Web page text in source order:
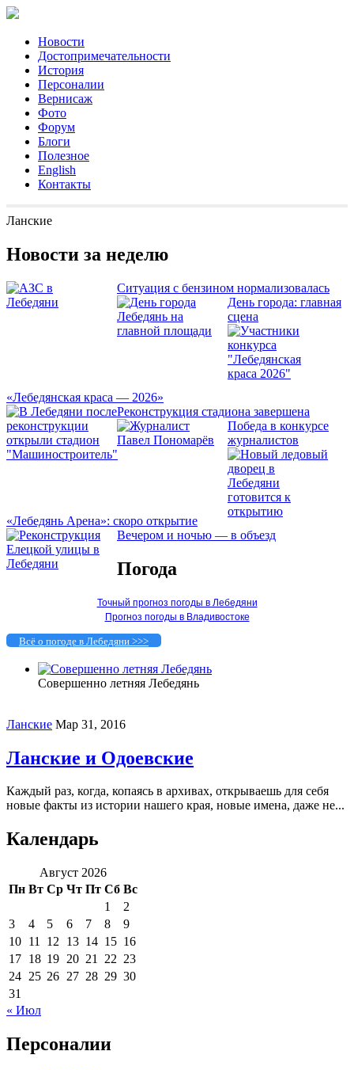
Новости
Достопримечательности
История
Персоналии
Вернисаж
Фото
Форум
Блоги
Полезное
English
Контакты
Ланские
Новости за неделю
Ситуация с бензином нормализовалась
День города: главная
сцена
«Лебедянская краса — 2026»
Реконструкция стадиона завершена
Победа в конкурсе
журналистов
«Лебедянь Арена»: скоро открытие
Вечером и ночью — в объезд
Погода
Точный прогноз погоды в Лебедяни
Прогноз погоды в Владивостоке
Всё о погоде в Лебедяни >>>
Совершенно летняя Лебедянь
Ланские Мар 31, 2016
Ланские и Одоевские
Каждый раз, когда, копаясь в архивах, открываешь для себя
новые факты из истории нашего края, новые имена, даже не...
Календарь
Август 2026
Пн Вт Ср Чт Пт Сб Вс
1
2
3
4 5 6 7 8
9
10 11 12 13 14 15 16
17 18 19 20 21 22 23
24 25 26 27 28 29 30
31
« Июл
Персоналии